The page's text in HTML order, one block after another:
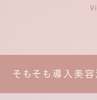
そもそも導入美容
定期